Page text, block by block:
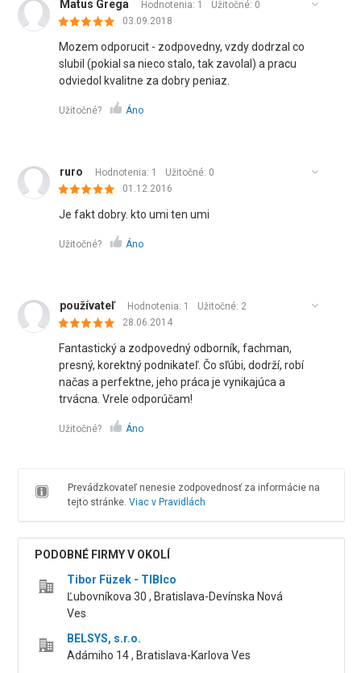
Matus Grega Hodnotenia: 1 Užitočné: 0
03.09.2018
Mozem odporucit - zodpovedny, vzdy dodrzal co
slubil (pokial sa nieco stalo, tak zavolal) a pracu
odviedol kvalitne za dobry peniaz.
Užitočné? Áno
ruro Hodnotenia: 1 Užitočné: 0
01.12.2016
Je fakt dobry. kto umi ten umi
Užitočné? Áno
používateľ Hodnotenia: 1 Užitočné: 2
28.06.2014
Fantastický a zodpovedný odborník, fachman,
presný, korektný podnikateľ. Čo sľúbi, dodrží, robí
načas a perfektne, jeho práca je vynikajúca a
trvácna. Vrele odporúčam!
Užitočné? Áno
Prevádzkovateľ nenesie zodpovednosť za informácie na
tejto stránke. Viac v Pravidlách
PODOBNÉ FIRMY V OKOLÍ
Tibor Füzek - TIBIco
Ľubovníkova 30 , Bratislava-Devínska Nová
Ves
BELSYS, s.r.o.
Adámiho 14 , Bratislava-Karlova Ves